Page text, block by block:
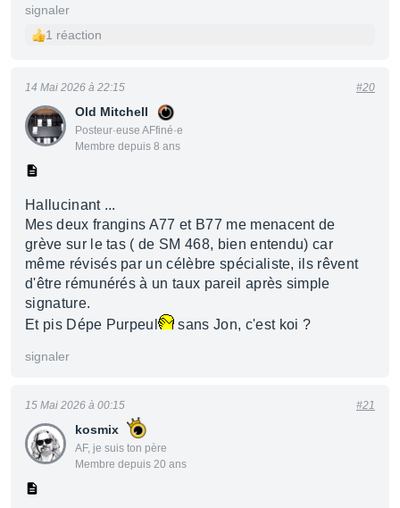
signaler
1 réaction
Old Mitchell
Posteur·euse AFfiné·e
Membre depuis 8 ans
14 Mai 2026 à 22:15 #20
Hallucinant ...
Mes deux frangins A77 et B77 me menacent de
grève sur le tas ( de SM 468, bien entendu) car
même révisés par un célèbre spécialiste, ils rêvent
d'être rémunérés à un taux pareil après simple
signature.
Et pis Dépe Purpeul
sans Jon, c'est koi ?
signaler
kosmix
AF, je suis ton père
Membre depuis 20 ans
15 Mai 2026 à 00:15 #21